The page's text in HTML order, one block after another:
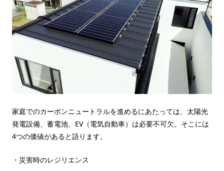
家庭でのカーボンニュートラルを進めるにあたっては、太陽光
発電設備、蓄電池、EV（電気自動車）は必要不可欠。そこには
4つの価値があると語ります。
・災害時のレジリエンス